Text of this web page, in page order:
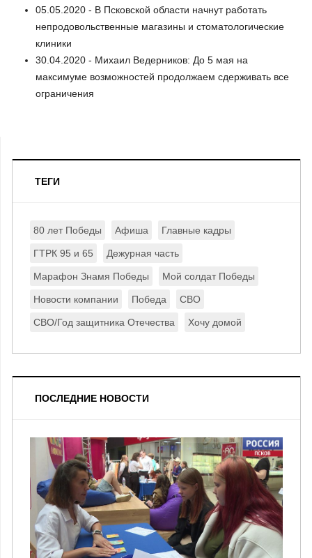
05.05.2020 - В Псковской области начнут работать
непродовольственные магазины и стоматологические
клиники
30.04.2020 - Михаил Ведерников: До 5 мая на
максимуме возможностей продолжаем сдерживать все
ограничения
ТЕГИ
80 лет Победы Афиша Главные кадры
ГТРК 95 и 65 Дежурная часть
Марафон Знамя Победы Мой солдат Победы
Новости компании Победа СВО
СВО/Год защитника Отечества Хочу домой
ПОСЛЕДНИЕ НОВОСТИ